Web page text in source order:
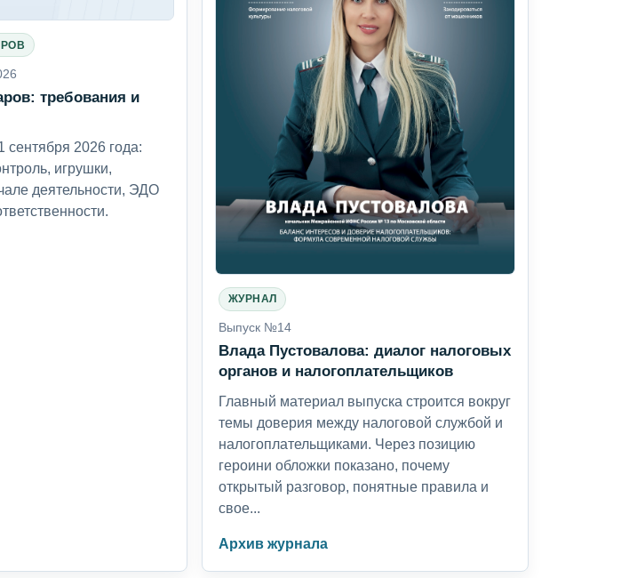
требования и
сентября 2026 года:
игрушки,
деятельности, ЭДО
ЖУРНАЛ
Выпуск №14
Влада Пустовалова: диалог налоговых
органов и налогоплательщиков
Главный материал выпуска строится вокруг
темы доверия между налоговой службой и
налогоплательщиками. Через позицию
героини обложки показано, почему
открытый разговор, понятные правила и
свое...
Архив журнала